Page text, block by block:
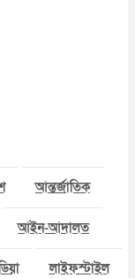
আন্তর্জাতিক
আইন-আদালত
লাইফস্টাইল